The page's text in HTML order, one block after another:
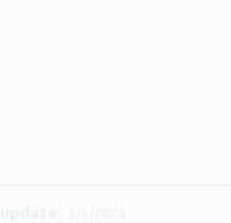
2/6/2026